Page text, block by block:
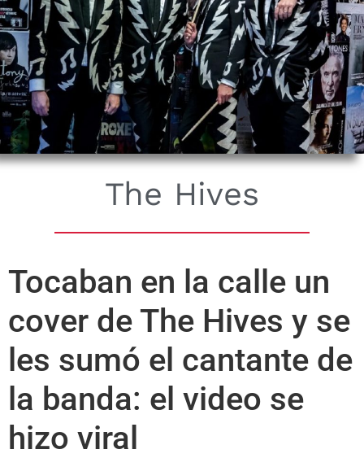
The Hives
Tocaban en la calle un
cover de The Hives y se
les sumó el cantante de
la banda: el video se
hizo viral